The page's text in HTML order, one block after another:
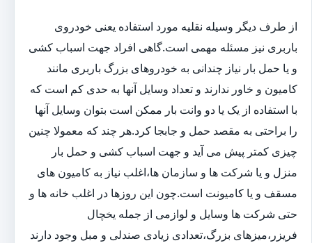
از طرف دیگر وسیله نقلیه مورد استفاده یعنی خودروی
باربری نیز مسئله مهمی است.گاهی افراد جهت اسباب کشی
و یا حمل بار نیاز چندانی به خودروهای بزرگ باربری مانند
کامیون و خاور ندارند و تعداد وسایل آنها به حدی کم است که
با استفاده از یک یا دو وانت بار ممکن است بتوان وسایل آنها
را براحتی به مقصد حمل و جابجا کرد.هر چند که معمولا چنین
چیزی کمتر پیش می آید و جهت اسباب کشی و حمل بار
منزل و یا شرکت ها و سازمان ها،اغلب نیاز به کامیون های
مسقف و یا کامیونت است.چون این روزها در اغلب خانه ها و
حتی شرکت ها وسایل و لوازمی از جمله یخچال
فریزر،میزهای بزرگ،تعدادی زیادی صندلی و مبل وجود دارند